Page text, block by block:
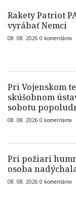
Rakety Patriot
vyrábať Nemci
08. 08. 2026 0 komentárov
Pri Vojenskom
skúšobnom
sobotu
08. 08. 2026 0 komentárov
Pri požiari
osoba
08. 08. 2026 0 komentárov